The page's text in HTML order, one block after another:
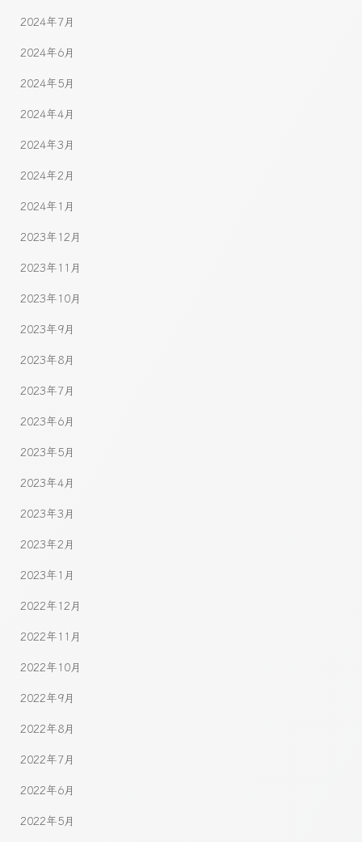
2024年7月
2024年6月
2024年5月
2024年4月
2024年3月
2024年2月
2024年1月
2023年12月
2023年11月
2023年10月
2023年9月
2023年8月
2023年7月
2023年6月
2023年5月
2023年4月
2023年3月
2023年2月
2023年1月
2022年12月
2022年11月
2022年10月
2022年9月
2022年8月
2022年7月
2022年6月
2022年5月